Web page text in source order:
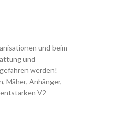
und beim
und
werden!
Mäher, Anhänger,
V2-